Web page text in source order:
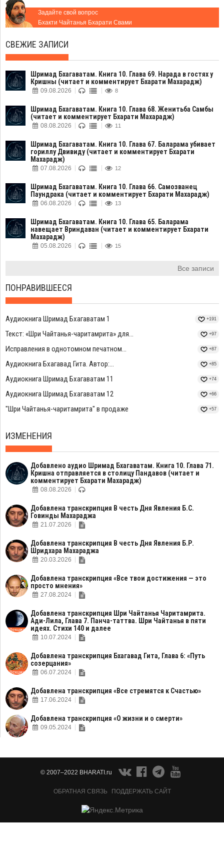
Задайте свой вопрос
Бхакти Чайтанья Бхарати Свами
СВЕЖИЕ ЗАПИСИ
Шримад Бхагаватам. Книга 10. Глава 69. Нарада в гостях у
Кришны (читает и комментирует Бхарати Махарадж)
09.08.2026 8
Шримад Бхагаватам. Книга 10. Глава 68. Женитьба Самбы
(читает и комментирует Бхарати Махарадж)
08.08.2026 11
Шримад Бхагаватам. Книга 10. Глава 67. Баларама убивает
гориллу Двивиду (читает и комментирует Бхарати
Махарадж)
07.08.2026 12
Шримад Бхагаватам. Книга 10. Глава 66. Самозванец
Паундрака (читает и комментирует Бхарати Махарадж)
06.08.2026 13
Шримад Бхагаватам. Книга 10. Глава 65. Баларама
навещает Вриндаван (читает и комментирует Бхарати
Махарадж)
05.08.2026 15
Все записи
ПОНРАВИВШЕЕСЯ
Аудиокнига Шримад Бхагаватам 1 +191
Текст: «Шри Чайтанья-чаритамрита» для... +97
Исправления в однотомном печатном... +87
Аудиокнига Бхагавад Гита. Автор:... +85
Аудиокнига Шримад Бхагаватам 11 +74
Аудиокнига Шримад Бхагаватам 12 +66
"Шри Чайтанья-чаритамрита" в продаже +57
ИЗМЕНЕНИЯ
Добавлено аудио Шримад Бхагаватам. Книга 10. Глава 71.
Кришна отправляется в столицу Пандавов (читает и
комментирует Бхарати Махарадж)
08.08.2026
Добавлена транскрипция В честь Дня Явления Б.С.
Говинды Махараджа
21.07.2026
Добавлена транскрипция В честь Дня Явления Б.Р.
Шридхара Махараджа
20.03.2026
Добавлена транскрипция «Все твои достижения — это
просто мнения»
27.08.2024
Добавлена транскрипция Шри Чайтанья Чаритамрита.
Ади-Лила, Глава 7. Панча-таттва. Шри Чайтанья в пяти
идеях. Стихи 140 и далее
10.07.2024
Добавлена транскрипция Бхагавад Гита, Глава 6: «Путь
созерцания»
06.07.2024
Добавлена транскрипция «Все стремятся к Счастью»
17.06.2024
Добавлена транскрипция «О жизни и о смерти»
09.05.2024
© 2007–2022 BHARATI.ru
ОБРАТНАЯ СВЯЗЬ ПОДДЕРЖАТЬ САЙТ